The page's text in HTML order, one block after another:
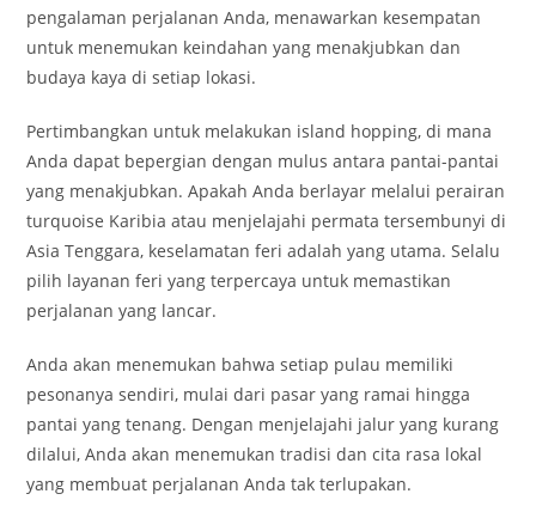
pengalaman perjalanan Anda, menawarkan kesempatan
untuk menemukan keindahan yang menakjubkan dan
budaya kaya di setiap lokasi.
Pertimbangkan untuk melakukan island hopping, di mana
Anda dapat bepergian dengan mulus antara pantai-pantai
yang menakjubkan. Apakah Anda berlayar melalui perairan
turquoise Karibia atau menjelajahi permata tersembunyi di
Asia Tenggara, keselamatan feri adalah yang utama. Selalu
pilih layanan feri yang terpercaya untuk memastikan
perjalanan yang lancar.
Anda akan menemukan bahwa setiap pulau memiliki
pesonanya sendiri, mulai dari pasar yang ramai hingga
pantai yang tenang. Dengan menjelajahi jalur yang kurang
dilalui, Anda akan menemukan tradisi dan cita rasa lokal
yang membuat perjalanan Anda tak terlupakan.